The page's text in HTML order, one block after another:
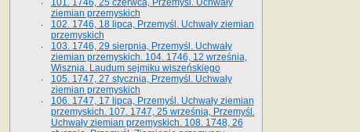
101. 1746, 25 czerwca, Przemyśl. Uchwały
ziemian przemyskich
102. 1746, 18 lipca, Przemyśl. Uchwały ziemian
przemyskich
103. 1746, 29 sierpnia, Przemyśl. Uchwały
ziemian przemyskich. 104. 1746, 12 września,
Wisznia. Laudum sejmiku wiszeńskiego
105. 1747, 27 stycznia, Przemyśl. Uchwały
ziemian przemyskich
106. 1747, 17 lipca, Przemyśl. Uchwały ziemian
przemyskich. 107. 1747, 25 września, Przemyśl.
Uchwały ziemian przemyskich. 108. 1748, 26